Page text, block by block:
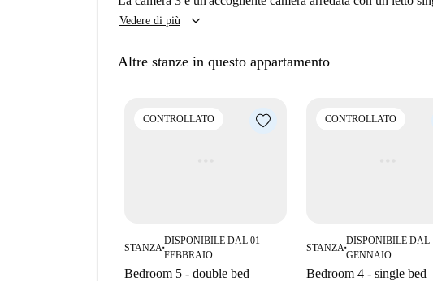
campus universitari.
Vedere di più keyboard_arrow_down
Altre stanze in questo appartamento
CONTROLLATO
STANZA ■
DISPONIBILE DAL 01
FEBBRAIO
Bedroom 5 - double bed
CONTROLLATO
STANZA ■
DISPONIBILE DAL
GENNAIO
Bedroom 4 - single bed